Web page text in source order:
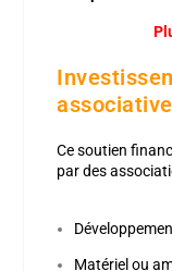
associative
Ce soutien
par des
Matériel ou